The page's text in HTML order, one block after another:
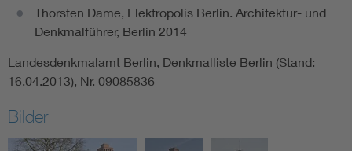
Thorsten Dame, Elektropolis Berlin. Architektur- und
Denkmalführer, Berlin 2014
Landesdenkmalamt Berlin, Denkmalliste Berlin (Stand:
16.04.2013), Nr. 09085836
Bilder